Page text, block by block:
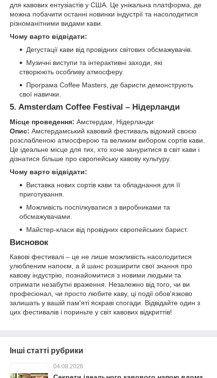
для кавових ентузіастів у США. Це унікальна платформа, де
можна побачити останні новинки індустрії та насолодитися
різноманітними видами кави.
Чому варто відвідати:
Дегустації кави від провідних світових обсмажувачів.
Музичні виступи та інтерактивні заходи, які
створюють особливу атмосферу.
Програма Coffee Masters, де баристи демонструють
свої навички.
5. Amsterdam Coffee Festival – Нідерланди
Місце проведення: Амстердам, Нідерланди
Опис: Амстердамський кавовий фестиваль відомий своєю
розслабленою атмосферою та великим вибором сортів кави.
Це ідеальне місце для тих, хто хоче зануритися в світ кави і
дізнатися більше про європейську кавову культуру.
Чому варто відвідати:
Виставка нових сортів кави та обладнання для її
приготування.
Можливість поспілкуватися з виробниками та
обсмажувачами.
Майстер-класи від провідних європейських барист.
Висновок
Кавові фестивалі – це не лише можливість насолодитися
улюбленим напоєм, а й шанс розширити свої знання про
кавову індустрію, познайомитися з новими людьми та
отримати незабутні враження. Незалежно від того, чи ви
професіонал, чи просто любите каву, ці події обов'язково
залишать у вашій пам'яті яскраві спогади. Відвідайте один з
цих фестивалів і пориньте у світ кавових відкриттів!
Інші статті рубрики
04.08.2026